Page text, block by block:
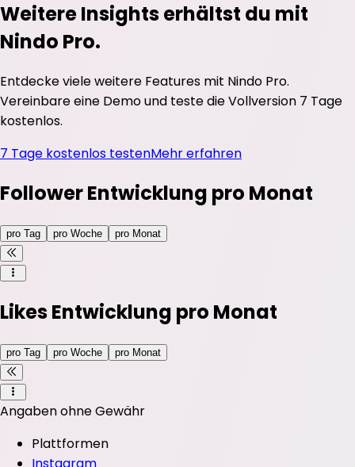
Weitere Insights erhältst du mit
Nindo Pro.
Entdecke viele weitere Features mit Nindo Pro.
Vereinbare eine Demo und teste die Vollversion 7 Tage
kostenlos.
7 Tage kostenlos testenMehr erfahren
Follower Entwicklung pro Monat
pro Tag pro Woche pro Monat
Likes Entwicklung pro Monat
pro Tag pro Woche pro Monat
Angaben ohne Gewähr
Plattformen
Instagram